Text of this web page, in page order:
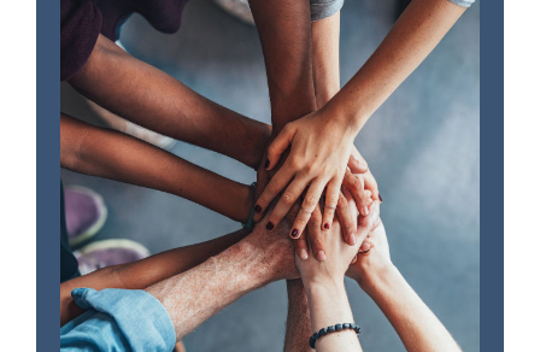
Voces locales - Soluciones
locales
Nuestras coaliciones locales se centran en
resaltar los aspectos positivos de su
comunidad. Lea una descripción de todas
nuestras coaliciones y descubra cómo
participar.